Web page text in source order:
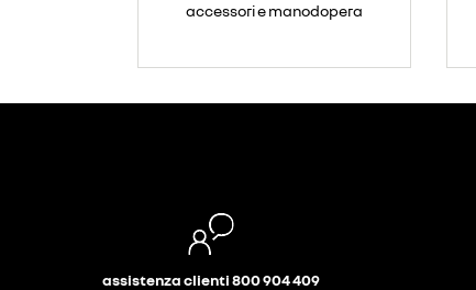
accessori e manodopera
assistenza clienti 800 904 409